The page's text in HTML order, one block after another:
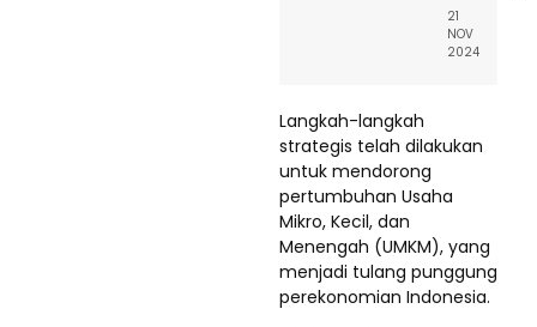
21
NOV
2024
Langkah-langkah
strategis telah dilakukan
untuk mendorong
pertumbuhan Usaha
Mikro, Kecil, dan
Menengah (UMKM), yang
menjadi tulang punggung
perekonomian Indonesia.